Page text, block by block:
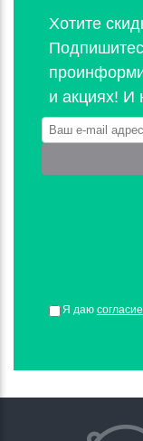
Хотите
и акциях! И
Я даю согласие